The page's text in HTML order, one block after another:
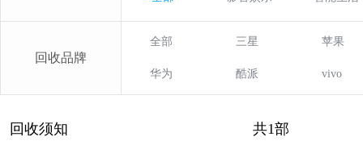
回收品牌
全部 三星 苹果
华为 酷派 vivo
回收须知 共1部